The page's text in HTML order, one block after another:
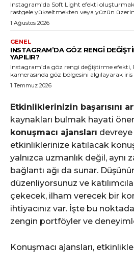
Instagram’da Soft Light efekti
rastgele yükseltmekten veya yüzün
1 Ağustos 2026
GENEL
INSTAGRAM’DA GÖZ RENGI
YAPILIR?
Instagram’da göz rengi değiştirme efekti,
kamerasında göz bölgesini algılayarak
1 Temmuz 2026
Etkinliklerinizin başarısını
kaynakları bulmak hayati
konuşmacı ajansları devreye
etkinliklerinize katılacak
yalnızca uzmanlık değil, aynı
bağlantı ağı da sunar.
düzenliyorsunuz ve
çekecek, ilham verecek bir
ihtiyacınız var. İşte bu
zengin portföyler ve
Konuşmacı ajansları,